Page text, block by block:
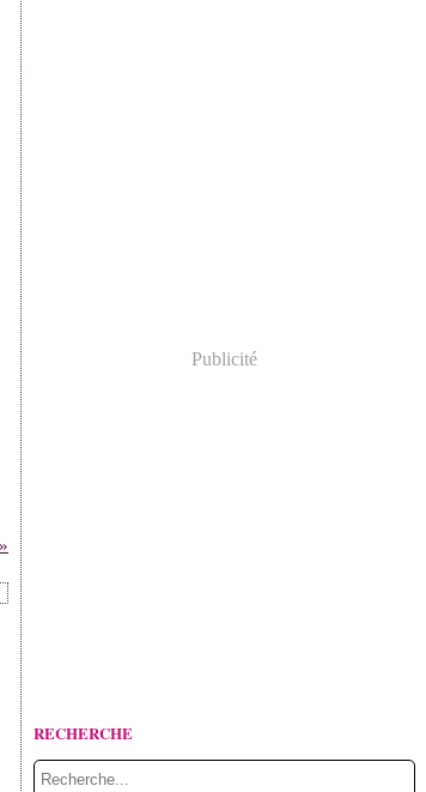
Publicité
RECHERCHE